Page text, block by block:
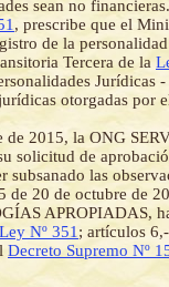
sean no financieras.
, prescribe que el
de la
Tercera de la
Jurídicas
otorgadas por
de 2015, la ONG
solicitud de
las
20 de octubre de
APROPIADAS,
Ley Nº 351 ; artículos
Decreto Supremo Nº